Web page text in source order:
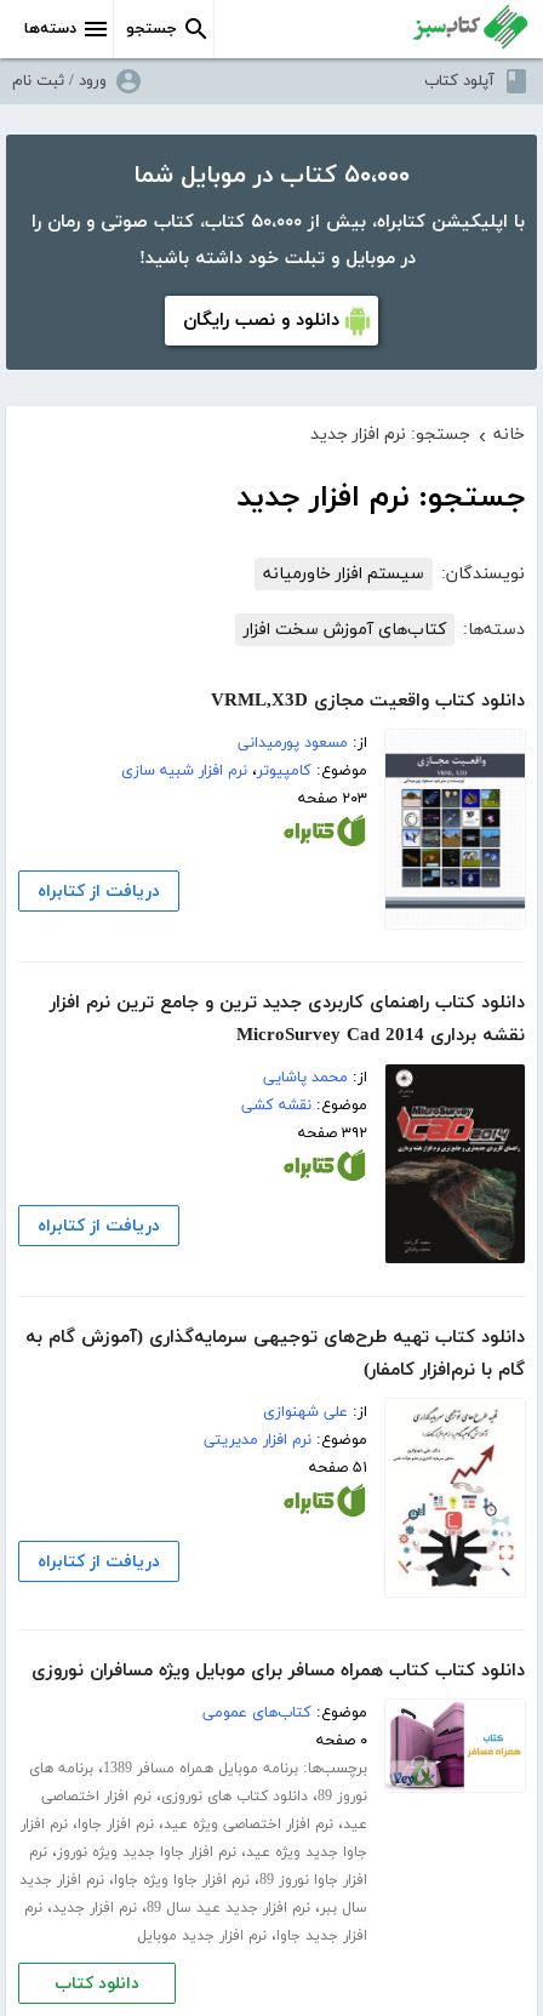
دسته‌ها جستجو
آپلود کتاب ورود / ثبت نام
۵۰،۰۰۰ کتاب در موبایل شما
با اپلیکیشن کتابراه، بیش از ۵۰،۰۰۰ کتاب، کتاب صوتی و رمان را
در موبایل و تبلت خود داشته باشید!
دانلود و نصب رایگان
خانه › جستجو: نرم افزار جدید
جستجو: نرم افزار جدید
نویسندگان: سیستم افزار خاورمیانه
دسته‌ها: کتاب‌های آموزش سخت افزار
دانلود کتاب واقعیت مجازی VRML,X3D
از: مسعود پورمیدانی
موضوع:کامپیوتر،نرم افزار شبیه سازی
۲۰۳ صفحه
دریافت از کتابراه
دانلود کتاب راهنمای کاربردی جدید ترین و جامع ترین نرم افزار
نقشه برداری MicroSurvey Cad 2014
از: محمد پاشایی
موضوع:نقشه کشی
۳۹۲ صفحه
دریافت از کتابراه
دانلود کتاب تهیه طرح‌های توجیهی سرمایه‌گذاری (آموزش گام به
گام با نرم‌افزار کامفار)
از: علی شهنوازی
موضوع:نرم افزار مدیریتی
۵۱ صفحه
دریافت از کتابراه
دانلود کتاب کتاب همراه مسافر برای موبایل ویژه مسافران نوروزی
موضوع:کتاب‌های عمومی
۰ صفحه
برچسب‌ها:برنامه موبایل همراه مسافر 1389 ،برنامه های
نوروز 89
،دانلود کتاب های نوروزی،نرم افزار اختصاصی
عید،نرم افزار اختصاصی ویژه عید،نرم افزار جاوا،نرم افزار
جاوا جدید ویژه عید،نرم افزار جاوا جدید ویژه نوروز،نرم
افزار جاوا نوروز 89
،نرم افزار جاوا ویژه جاوا،نرم افزار جدید
سال ببر،نرم افزار جدید عید سال 89 ،نرم افزار جدید،نرم
افزار جدید جاوا،نرم افزار جدید موبایل
دانلود کتاب